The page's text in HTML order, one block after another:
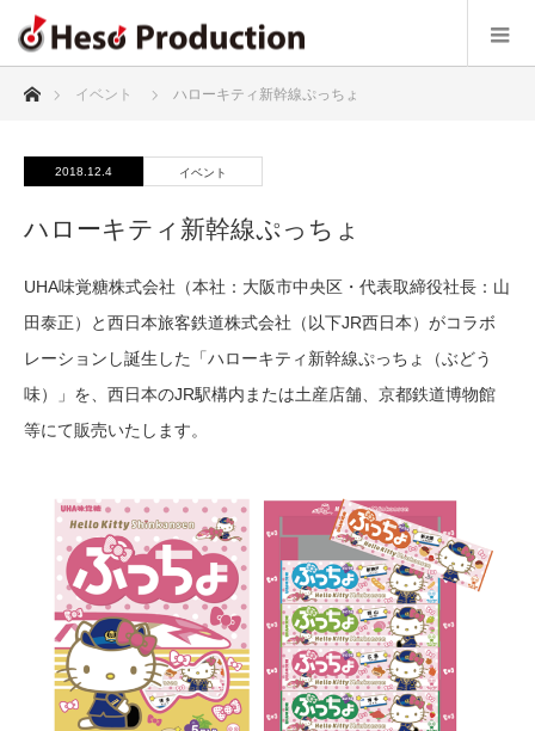
ホームイベント ハローキティ新幹線ぷっちょ
2018.12.4 イベント
ハローキティ新幹線ぷっちょ
UHA味覚糖株式会社（本社：大阪市中央区・代表取締役社長：山
田泰正）と西日本旅客鉄道株式会社（以下JR西日本）がコラボ
レーションし誕生した「ハローキティ新幹線ぷっちょ（ぶどう
味）」を、西日本のJR駅構内または土産店舗、京都鉄道博物館
等にて販売いたします。